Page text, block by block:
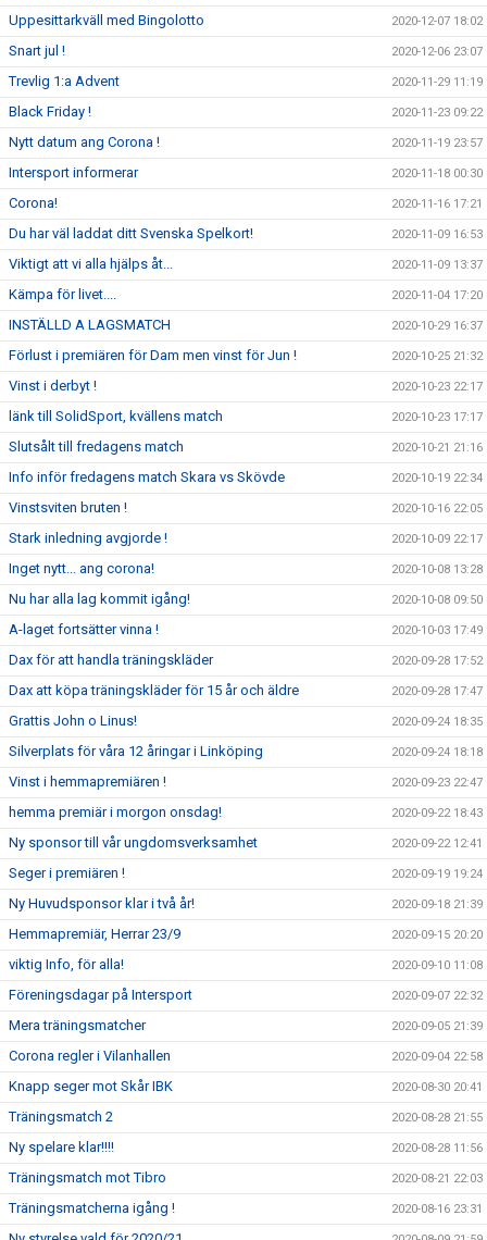
Uppesittarkväll med Bingolotto 2020-12-07 18:02
Snart jul ! 2020-12-06 23:07
Trevlig 1:a Advent 2020-11-29 11:19
Black Friday ! 2020-11-23 09:22
Nytt datum ang Corona ! 2020-11-19 23:57
Intersport informerar 2020-11-18 00:30
Corona! 2020-11-16 17:21
Du har väl laddat ditt Svenska Spelkort! 2020-11-09 16:53
Viktigt att vi alla hjälps åt... 2020-11-09 13:37
Kämpa för livet.... 2020-11-04 17:20
INSTÄLLD A LAGSMATCH 2020-10-29 16:37
Förlust i premiären för Dam men vinst för Jun ! 2020-10-25 21:32
Vinst i derbyt ! 2020-10-23 22:17
länk till SolidSport, kvällens match 2020-10-23 17:17
Slutsålt till fredagens match 2020-10-21 21:16
Info inför fredagens match Skara vs Skövde 2020-10-19 22:34
Vinstsviten bruten ! 2020-10-16 22:05
Stark inledning avgjorde ! 2020-10-09 22:17
Inget nytt... ang corona! 2020-10-08 13:28
Nu har alla lag kommit igång! 2020-10-08 09:50
A-laget fortsätter vinna ! 2020-10-03 17:49
Dax för att handla träningskläder 2020-09-28 17:52
Dax att köpa träningskläder för 15 år och äldre 2020-09-28 17:47
Grattis John o Linus! 2020-09-24 18:35
Silverplats för våra 12 åringar i Linköping 2020-09-24 18:18
Vinst i hemmapremiären ! 2020-09-23 22:47
hemma premiär i morgon onsdag! 2020-09-22 18:43
Ny sponsor till vår ungdomsverksamhet 2020-09-22 12:41
Seger i premiären ! 2020-09-19 19:24
Ny Huvudsponsor klar i två år! 2020-09-18 21:39
Hemmapremiär, Herrar 23/9 2020-09-15 20:20
viktig Info, för alla! 2020-09-10 11:08
Föreningsdagar på Intersport 2020-09-07 22:32
Mera träningsmatcher 2020-09-05 21:39
Corona regler i Vilanhallen 2020-09-04 22:58
Knapp seger mot Skår IBK 2020-08-30 20:41
Träningsmatch 2 2020-08-28 21:55
Ny spelare klar!!!! 2020-08-28 11:56
Träningsmatch mot Tibro 2020-08-21 22:03
Träningsmatcherna igång ! 2020-08-16 23:31